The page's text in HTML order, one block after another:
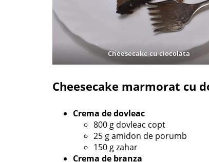
Cheesecake cu ciocolata
Cheesecake marmorat cu
Crema de dovleac
800 g dovleac copt
25 g amidon de porumb
150 g zahar
Crema de branza